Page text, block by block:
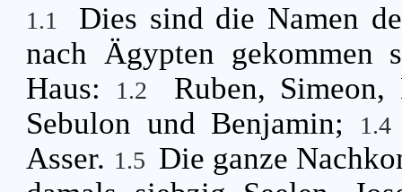
1.1
Dies sind die Namen
nach Ägypten gekommen
Haus:
1.2
Ruben,
Sebulon und Benjamin;
Asser. 1.5 Die ganze